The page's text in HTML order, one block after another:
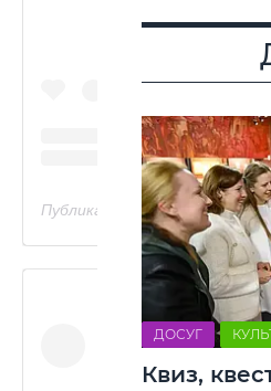
ДОСУГ
Квиз,